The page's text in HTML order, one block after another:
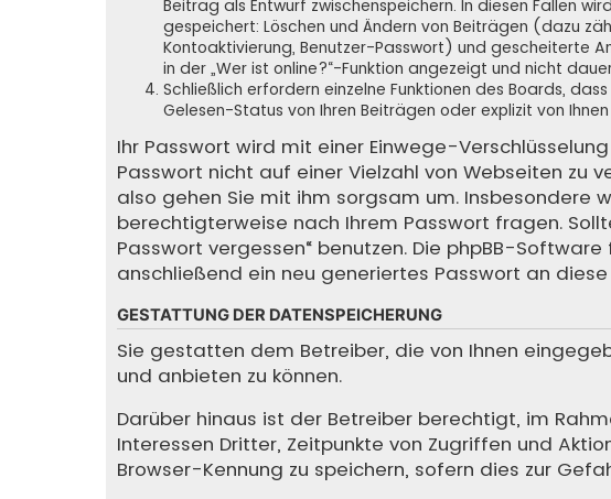
Beitrag als Entwurf zwischenspeichern. In diesen Fällen
gespeichert: Löschen und Ändern von Beiträgen (dazu
Kontoaktivierung, Benutzer-Passwort) und gescheiterte
in der „Wer ist online?“-Funktion angezeigt und nicht
Schließlich erfordern einzelne Funktionen des Boards,
Gelesen-Status von Ihren Beiträgen oder explizit von
Ihr Passwort wird mit einer Einwege-
Passwort nicht auf einer Vielzahl von Webseiten zu
also gehen Sie mit ihm sorgsam um. Insbesondere
berechtigterweise nach Ihrem Passwort fragen.
Passwort vergessen“ benutzen. Die phpBB-
anschließend ein neu generiertes Passwort an
GESTATTUNG DER DATENSPEICHERUNG
Sie gestatten dem Betreiber, die von Ihnen
und anbieten zu können.
Darüber hinaus ist der Betreiber berechtigt, im
Interessen Dritter, Zeitpunkte von Zugriffen und
Browser-Kennung zu speichern, sofern dies zur